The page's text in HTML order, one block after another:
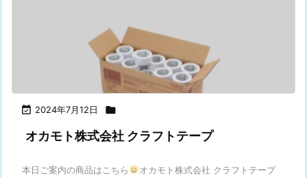
 2024年7月12日 
オカモト株式会社 クラフトテープ
本日ご案内の商品はこちら
オカモト株式会社 クラフトテープ